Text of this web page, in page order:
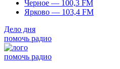
Черное — 100,3 FM
Ярково — 103,4 FM
Дело дня
помочь радио
помочь радио